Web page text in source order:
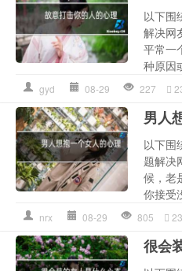
以下围
解决网
平常一
种原因
gyd 08-29 227
男人
以下围
题解决
候，老
你接受
nrx 08-29 805
很会